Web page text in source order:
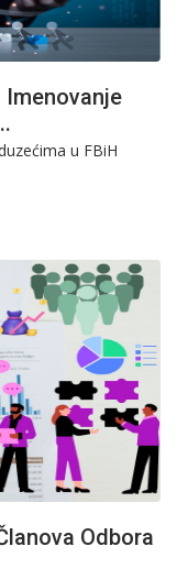
u FBiH
Odbora